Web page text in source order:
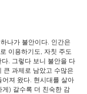
나가 불안이다. 인간은
이용하기도, 자칫 주도
. 그렇다 보니 불안을 다
큰 과제로 남았고 수많은
어져 왔다. 현시대를 살아
) 갈수록 더 친숙한 감